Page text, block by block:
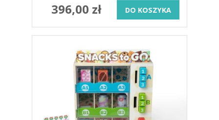
396,00 zł DO KOSZYKA